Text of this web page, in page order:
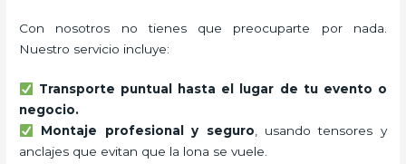
Con nosotros no tienes que preocuparte por nada.
Nuestro servicio incluye:
Transporte puntual hasta el lugar de tu evento o
negocio.
Montaje profesional y seguro, usando tensores y
anclajes que evitan que la lona se vuele.